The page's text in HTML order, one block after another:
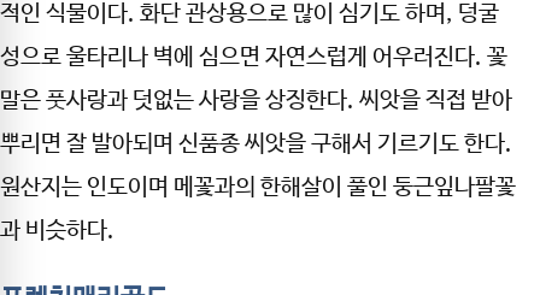
적인 식물이다. 화단 관상용으로 많이 심기도 하며, 덩굴
성으로 울타리나 벽에 심으면 자연스럽게 어우러진다. 꽃
말은 풋사랑과 덧없는 사랑을 상징한다. 씨앗을 직접 받아
뿌리면 잘 발아되며 신품종 씨앗을 구해서 기르기도 한다.
원산지는 인도이며 메꽃과의 한해살이 풀인 둥근잎나팔꽃
과 비슷하다.